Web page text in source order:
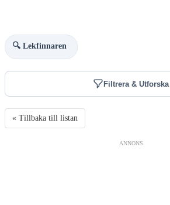
🔍 Lekfinnaren
Filtrera & Utforska
« Tillbaka till listan
ANNONS